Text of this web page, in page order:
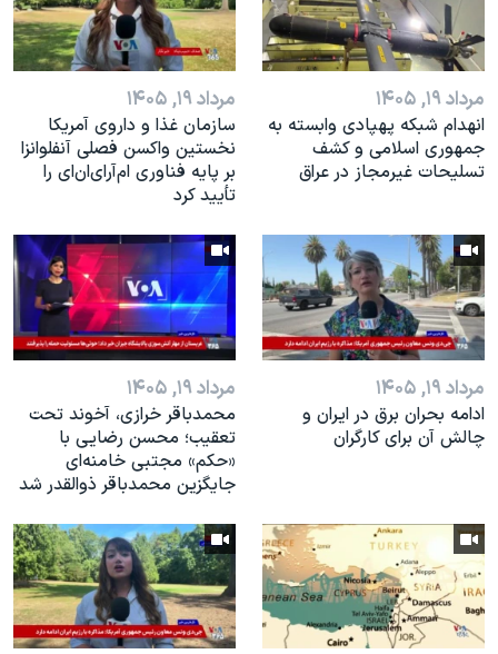
نرگس محمدی برنده جایزه نوبل صلح
صفحه‌های ویژه
سفر پرزیدنت ترامپ به چین
مرداد ۱۹, ۱۴۰۵
انهدام شبکه پهپادی وابسته به
جمهوری اسلامی و کشف
تسلیحات غیرمجاز در عراق
مرداد ۱۹, ۱۴۰۵
سازمان غذا و داروی آمریکا
نخستین واکسن فصلی آنفلوانزا
بر پایه فناوری ام‌آر‌ای‌ان‌ای را
تأیید کرد
مرداد ۱۹, ۱۴۰۵
ادامه بحران برق در ایران و
چالش آن برای کارگران
مرداد ۱۹, ۱۴۰۵
محمدباقر خرازی، آخوند تحت
تعقیب؛ محسن رضایی با
«حکم» مجتبی خامنه‌ای
جایگزین محمدباقر ذوالقدر شد